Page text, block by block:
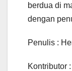
berdua di
dengan
Penulis :
Kontributor